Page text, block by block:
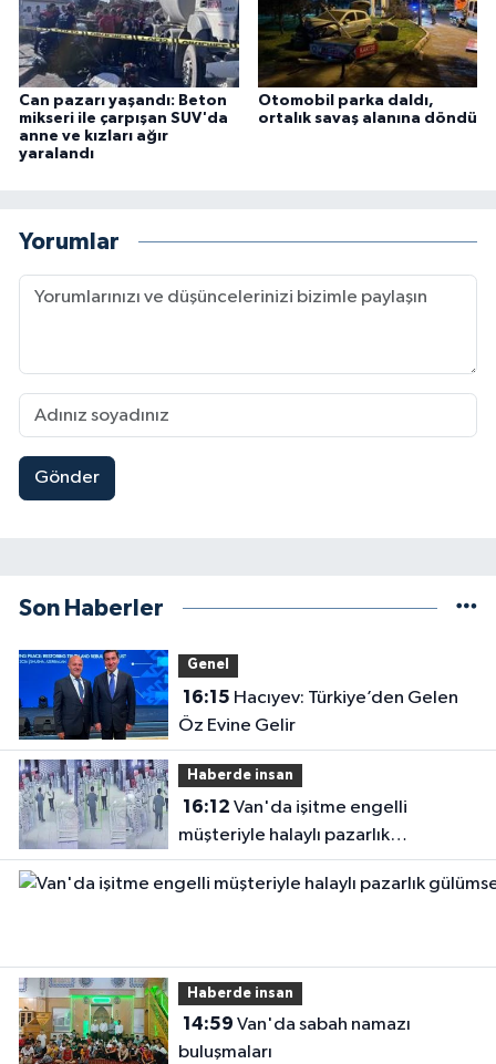
Can pazarı yaşandı: Beton
mikseri ile çarpışan SUV'da
anne ve kızları ağır
yaralandı
Otomobil parka daldı,
ortalık savaş alanına döndü
Yorumlar
Gönder
Son Haberler
Genel
16:15
Öz Evine Gelir
Haberde insan
16:12
müşteriyle halaylı pazarlık
gülümsetti
Haberde insan
14:59
buluşmaları